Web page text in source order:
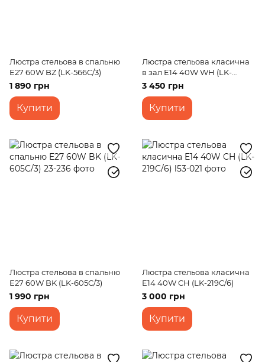
Люстра стельова в спальню
E27 60W BZ (LK-566C/3)
1 890 грн
Купити
Люстра стельова класична
в зал E14 40W WH (LK-
554C/5)
3 450 грн
Купити
Люстра стельова в спальню
E27 60W BK (LK-605C/3)
1 990 грн
Купити
Люстра стельова класична
E14 40W CH (LK-219C/6)
3 000 грн
Купити